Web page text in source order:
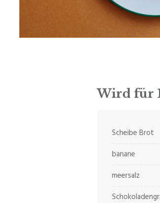
Wird für
Scheibe Brot
banane
meersalz